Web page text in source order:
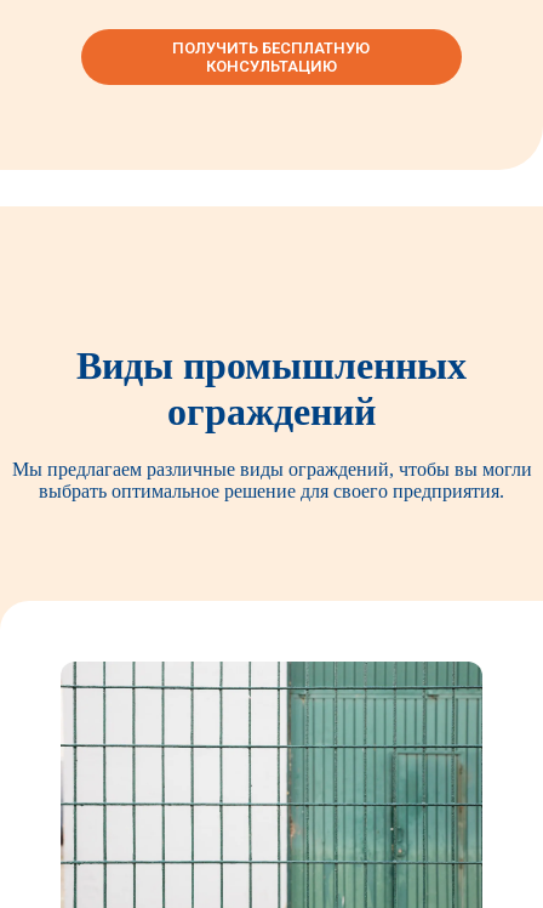
ПОЛУЧИТЬ БЕСПЛАТНУЮ
КОНСУЛЬТАЦИЮ
Виды промышленных
ограждений
Мы предлагаем различные виды ограждений, чтобы вы могли
выбрать оптимальное решение для своего предприятия.